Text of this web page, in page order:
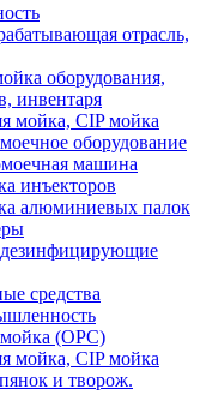
отрасль,
оборудования,
инвентаря
мойка, CIP мойка
оборудование
машина
инъекторов
алюминиевых палок
средства
(ОРС)
мойка, CIP мойка
и творож.